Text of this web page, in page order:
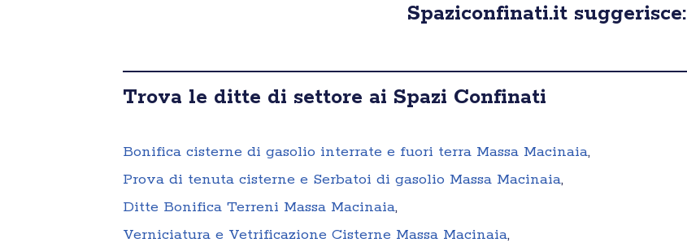
Spaziconfinati.it suggerisce:
Trova le ditte di settore ai Spazi Confinati
Bonifica cisterne di gasolio interrate e fuori terra Massa Macinaia,
Prova di tenuta cisterne e Serbatoi di gasolio Massa Macinaia,
Ditte Bonifica Terreni Massa Macinaia,
Verniciatura e Vetrificazione Cisterne Massa Macinaia,